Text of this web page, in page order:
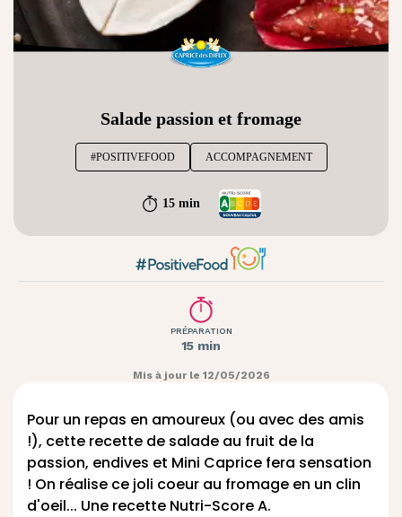
Salade passion et fromage
#POSITIVEFOOD ACCOMPAGNEMENT
15 min
PRÉPARATION
15 min
Mis à jour le 12/05/2026
Pour un repas en amoureux (ou avec des amis
!), cette recette de salade au fruit de la
passion, endives et Mini Caprice fera sensation
! On réalise ce joli coeur au fromage en un clin
d'oeil... Une recette Nutri-Score A.